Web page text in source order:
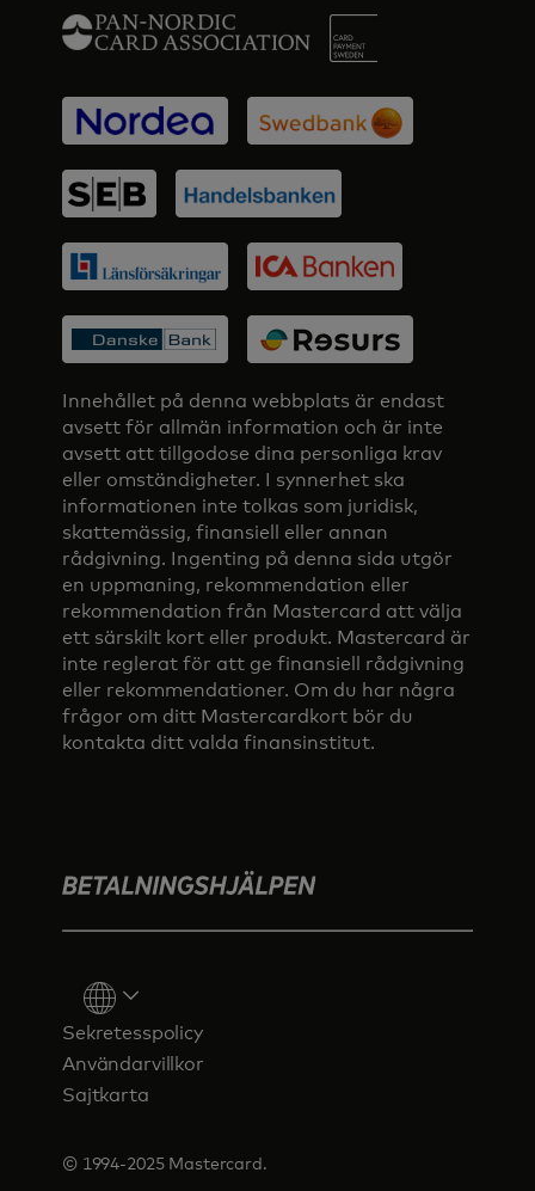
Innehållet på denna webbplats är endast
avsett för allmän information och är inte
avsett att tillgodose dina personliga krav
eller omständigheter. I synnerhet ska
informationen inte tolkas som juridisk,
skattemässig, finansiell eller annan
rådgivning. Ingenting på denna sida utgör
en uppmaning, rekommendation eller
rekommendation från Mastercard att välja
ett särskilt kort eller produkt. Mastercard är
inte reglerat för att ge finansiell rådgivning
eller rekommendationer. Om du har några
frågor om ditt Mastercardkort bör du
kontakta ditt valda finansinstitut.
Sekretesspolicy
Användarvillkor
Sajtkarta
© 1994-2025 Mastercard.